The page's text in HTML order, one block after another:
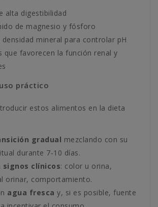
alta digestibilidad
de magnesio y fósforo
mineral para controlar pH
que favorecen la función renal y
práctico
estos alimentos en la dieta
gradual mezclando con su
durante 7‑10 días.
clínicos: color u orina,
orinar, comportamiento.
agua fresca y, si es posible, fuente